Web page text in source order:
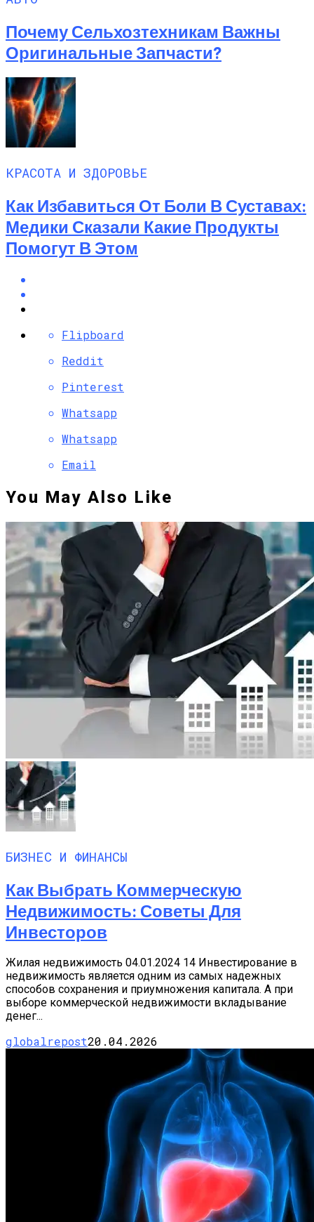
Почему Сельхозтехникам Важны
Оригинальные Запчасти?
КРАСОТА И ЗДОРОВЬЕ
Как Избавиться От Боли В Суставах:
Медики Сказали Какие Продукты
Помогут В Этом
Flipboard
Reddit
Pinterest
Whatsapp
Whatsapp
Email
You May Also Like
БИЗНЕС И ФИНАНСЫ
Как Выбрать Коммерческую
Недвижимость: Советы Для
Инвесторов
Жилая недвижимость 04.01.2024 14 Инвестирование в
недвижимость является одним из самых надежных
способов сохранения и приумножения капитала. А при
выборе коммерческой недвижимости вкладывание
денег...
globalrepost20.04.2026